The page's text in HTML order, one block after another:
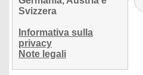
Svizzera
Informativa sulla
privacy
Note legali